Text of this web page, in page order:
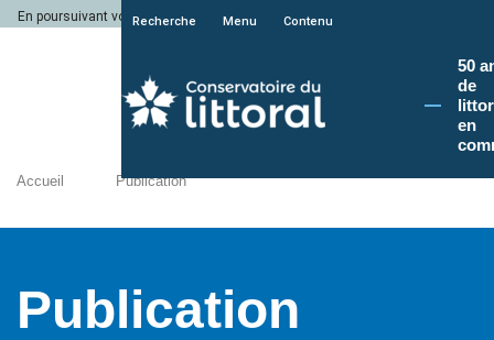
En poursuivant votre navigation sur le site du Conservatoire du littoral, vous
Recherche Menu Contenu
50
de
en
Accueil Publication
Publication